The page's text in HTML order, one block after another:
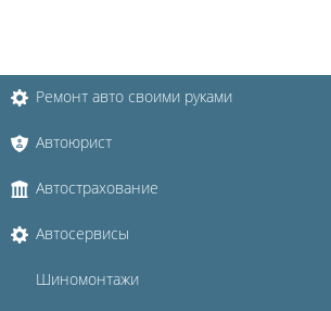
Ремонт авто своими руками
Автоюрист
Автострахование
Автосервисы
Шиномонтажи